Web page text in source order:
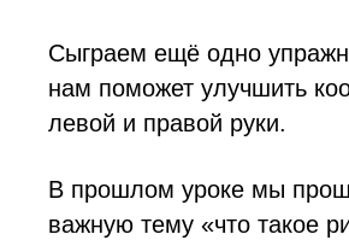
Сыграем ещё одно
нам поможет улучшить
левой и правой руки.
В прошлом уроке мы
важную тему «что такое